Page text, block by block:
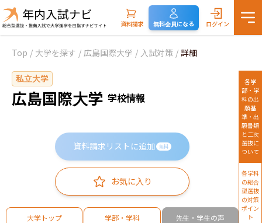
資料請求 無料会員になる ログイン
Top / 大学を探す / 広島国際大学 / 入試対策 / 詳細
私立大学
広島国際大学 学校情報
資料請求リストに追加 無料
お気に入り
大学トップ 学部・学科 先生・学生の声
各学
部・学
科の出
願基
準・出
願書類
と二次
選抜に
ついて
各学科
の総合
型選抜
の対策
ポイン
ト